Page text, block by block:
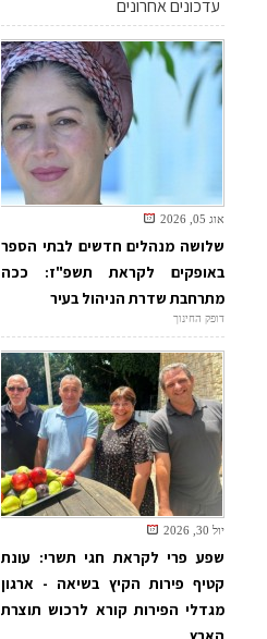
עדכונים אחרונים
אוג 05, 2026
שלושה מנהלים חדשים לבתי הספר
באופקים לקראת תשפ"ז: ככה
מתרחבת שדרת הניהול בעיר
דופק החינוך
יול 30, 2026
שפע פרי לקראת חגי תשרי: עונת
קטיף פירות הקיץ בשיאה - ארגון
מגדלי הפירות קורא לרכוש תוצרת